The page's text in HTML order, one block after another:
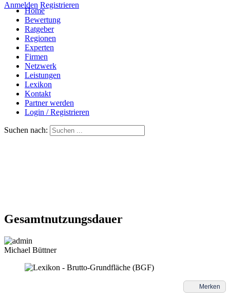
Anmelden Registrieren
Home
Bewertung
Ratgeber
Regionen
Experten
Firmen
Netzwerk
Leistungen
Lexikon
Kontakt
Partner werden
Login / Registrieren
Suchen nach:
Gesamtnutzungsdauer
Michael Büttner
Merken